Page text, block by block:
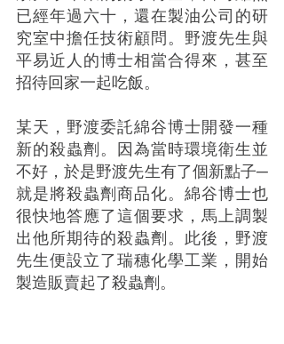
已經年過六十，還在製油公司的研
究室中擔任技術顧問。野渡先生與
平易近人的博士相當合得來，甚至
招待回家一起吃飯。
某天，野渡委託綿谷博士開發一種
新的殺蟲劑。因為當時環境衛生並
不好，於是野渡先生有了個新點子─
就是將殺蟲劑商品化。綿谷博士也
很快地答應了這個要求，馬上調製
出他所期待的殺蟲劑。此後，野渡
先生便設立了瑞穗化學工業，開始
製造販賣起了殺蟲劑。